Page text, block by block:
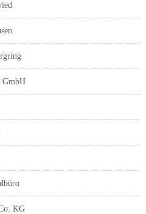
GmbH
KG